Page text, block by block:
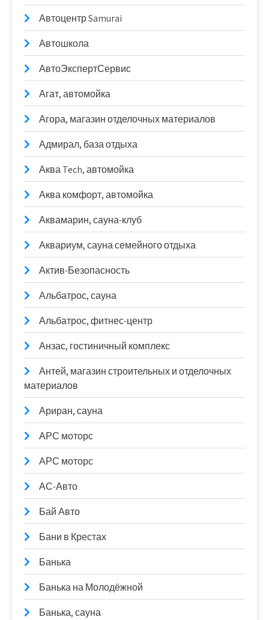
Автоцентр Samurai
Автошкола
АвтоЭкспертСервис
Агат, автомойка
Агора, магазин отделочных материалов
Адмирал, база отдыха
Аква Tech, автомойка
Аква комфорт, автомойка
Аквамарин, сауна-клуб
Аквариум, сауна семейного отдыха
Актив-Безопасность
Альбатрос, сауна
Альбатрос, фитнес-центр
Анзас, гостиничный комплекс
Антей, магазин строительных и отделочных
материалов
Ариран, сауна
АРС моторс
АРС моторс
АС-Авто
Бай Авто
Бани в Крестах
Банька
Банька на Молодёжной
Банька, сауна